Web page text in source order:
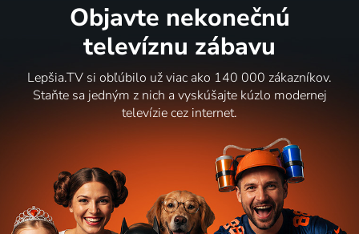
Objavte nekonečnú
televíznu zábavu
Lepšia.TV si obľúbilo už viac ako 140 000 zákazníkov.
Staňte sa jedným z nich a vyskúšajte kúzlo modernej
televízie cez internet.